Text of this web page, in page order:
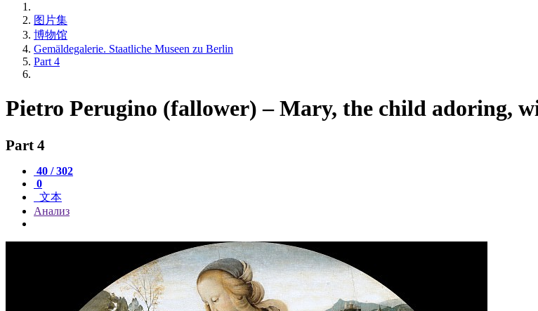
图片集
博物馆
Gemäldegalerie. Staatliche Museen zu Berlin
Part 4
Pietro Perugino (fallower) – Mary, the child adoring,
Part 4
40 / 302
0
文本
Анализ